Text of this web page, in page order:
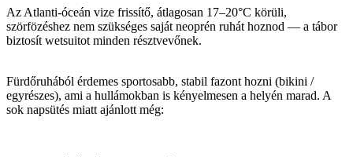
Az Atlanti-óceán vize frissítő, átlagosan 17–20°C körüli,
szörfözéshez nem szükséges saját neoprén ruhát hoznod — a tábor
biztosít wetsuitot minden résztvevőnek.
Fürdőruhából érdemes sportosabb, stabil fazont hozni (bikini /
egyrészes), ami a hullámokban is kényelmesen a helyén marad. A
sok napsütés miatt ajánlott még: